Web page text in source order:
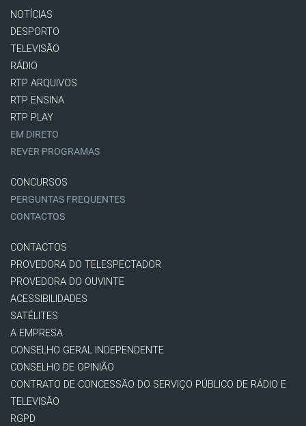
NOTÍCIAS
DESPORTO
TELEVISÃO
RÁDIO
RTP ARQUIVOS
RTP ENSINA
RTP PLAY
EM DIRETO
REVER PROGRAMAS
CONCURSOS
PERGUNTAS FREQUENTES
CONTACTOS
CONTACTOS
PROVEDORA DO TELESPECTADOR
PROVEDORA DO OUVINTE
ACESSIBILIDADES
SATÉLITES
A EMPRESA
CONSELHO GERAL INDEPENDENTE
CONSELHO DE OPINIÃO
CONTRATO DE CONCESSÃO DO SERVIÇO PÚBLICO DE RÁDIO E
TELEVISÃO
RGPD